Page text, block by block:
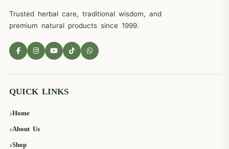
Trusted herbal care, traditional wisdom, and
premium natural products since 1999.
QUICK LINKS
Home
About Us
Shop